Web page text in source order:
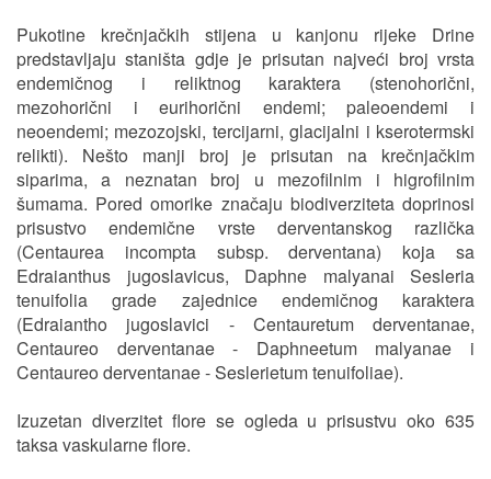
Pukotine krečnjačkih stijena u kanjonu rijeke Drine
predstavljaju staništa gdje je prisutan najveći broj vrsta
endemičnog i reliktnog karaktera (stenohorični,
mezohorični i eurihorični endemi; paleoendemi i
neoendemi; mezozojski, tercijarni, glacijalni i kserotermski
relikti). Nešto manji broj je prisutan na krečnjačkim
siparima, a neznatan broj u mezofilnim i higrofilnim
šumama. Pored omorike značaju biodiverziteta doprinosi
prisustvo endemične vrste derventanskog različka
(Centaurea incompta subsp. derventana) koja sa
Edraianthus jugoslavicus, Daphne malyanai Sesleria
tenuifolia grade zajednice endemičnog karaktera
(Edraiantho jugoslavici - Centauretum derventanae,
Centaureo derventanae - Daphneetum malyanae i
Centaureo derventanae - Seslerietum tenuifoliae).
Izuzetan diverzitet flore se ogleda u prisustvu oko 635
taksa vaskularne flore.